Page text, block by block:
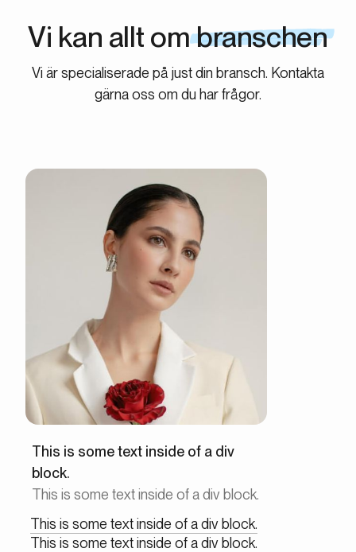
Vi kan allt ombranschen
Vi är specialiserade på just din bransch. Kontakta
gärna oss om du har frågor.
This is some text inside of a div
block.
This is some text inside of a div block.
This is some text inside of a div block.
This is some text inside of a div block.